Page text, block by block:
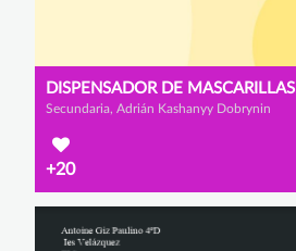
DISPENSADOR DE MASCARILLAS
Secundaria, Adrián Kashanyy Dobrynin
+20